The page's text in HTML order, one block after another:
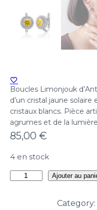
Boucles Limonjouk
d’un cristal jaune
cristaux blancs. Pièce
agrumes et de la lumière
85,00 €
4 en stock
quantité
Ajouter au
Category: